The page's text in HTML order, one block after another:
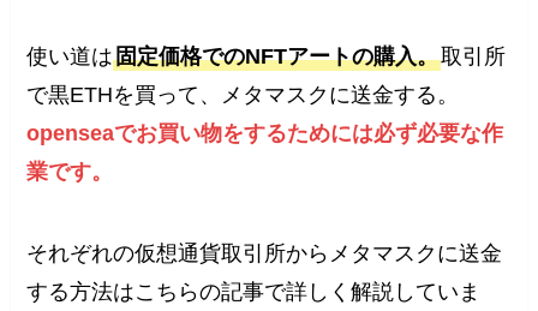
使い道は固定価格でのNFTアートの購入。取引所
で黒ETHを買って、メタマスクに送金する。
openseaでお買い物をするためには必ず必要な作
業です。
それぞれの仮想通貨取引所からメタマスクに送金
する方法はこちらの記事で詳しく解説していま